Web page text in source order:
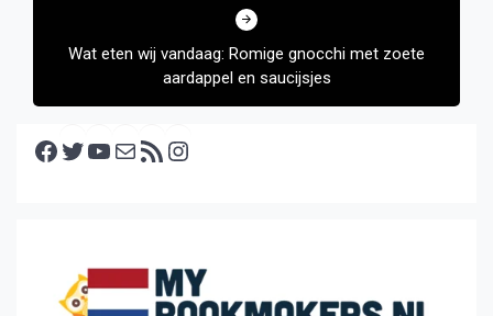
Wat eten wij vandaag: Romige gnocchi met zoete
aardappel en saucijsjes
Facebook Twitter YouTube E-mail RSS feed